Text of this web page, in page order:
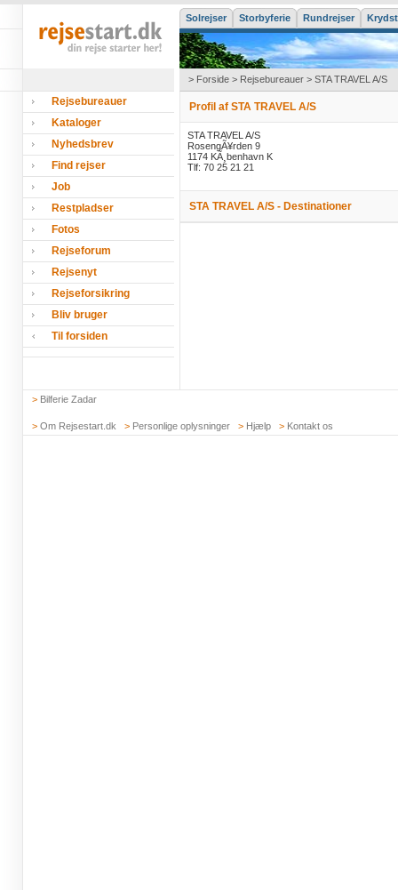
Solrejser Storbyferie Rundrejser
> Forside > Rejsebureauer > STA TRAVEL A/S
Rejsebureauer
Kataloger
Nyhedsbrev
Find rejser
Job
Restpladser
Fotos
Rejseforum
Rejsenyt
Rejseforsikring
Bliv bruger
Til forsiden
Profil af STA TRAVEL A/S
STA TRAVEL A/S
RosengÃ¥rden 9
1174 KÃ¸benhavn K
Tlf: 70 25 21 21
STA TRAVEL A/S - Destinationer
> Bilferie Zadar
> Om Rejsestart.dk > Personlige oplysninger > Hjælp > Kontakt os